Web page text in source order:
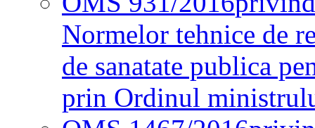
Normelor tehnice de
de sanatate publica
prin Ordinul